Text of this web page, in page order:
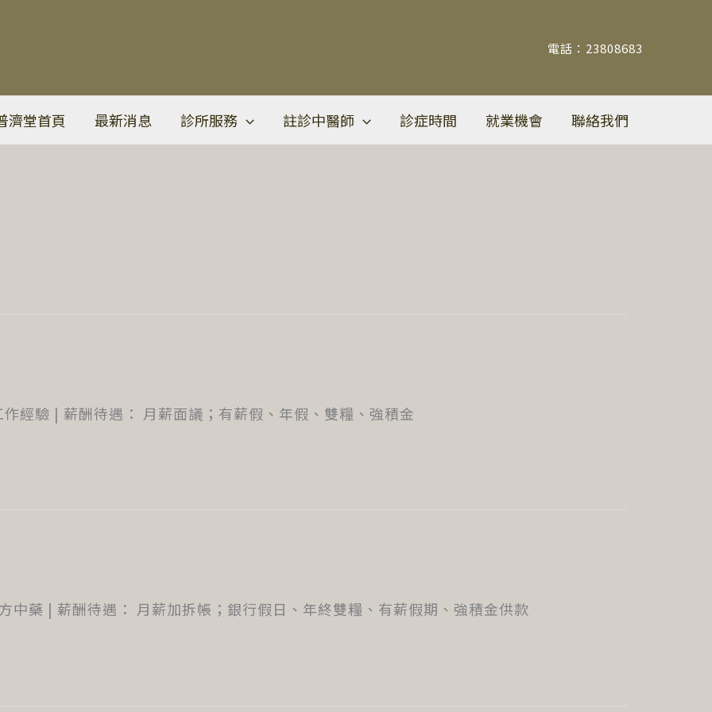
電話：23808683
濟堂首頁 最新消息 診所服務 註診中醫師 診症時間 就業機會 聯絡我們
經驗 | 薪酬待遇： 月薪面議；有薪假、年假、雙糧、強積金
中藥 | 薪酬待遇： 月薪加拆帳；銀行假日、年終雙糧、有薪假期、強積金供款